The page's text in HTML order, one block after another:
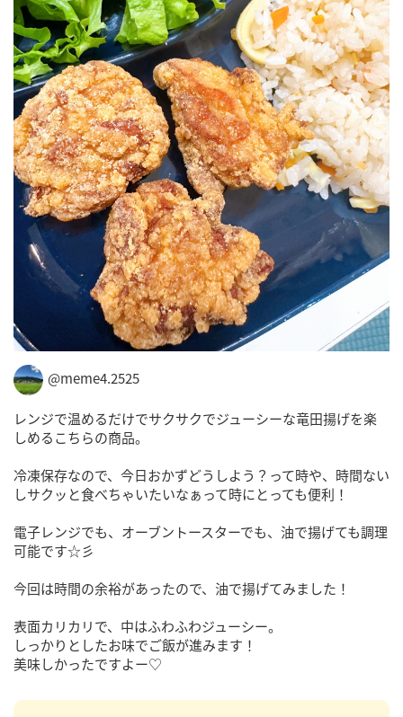
@meme4.2525
レンジで温めるだけでサクサクでジューシーな竜田揚げを楽
しめるこちらの商品。
冷凍保存なので、今日おかずどうしよう？って時や、時間ない
しサクッと食べちゃいたいなぁって時にとっても便利！
電子レンジでも、オーブントースターでも、油で揚げても調理
可能です☆彡
今回は時間の余裕があったので、油で揚げてみました！
表面カリカリで、中はふわふわジューシー。
しっかりとしたお味でご飯が進みます！
美味しかったですよー♡